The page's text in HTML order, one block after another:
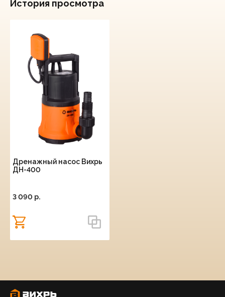
История просмотра
Дренажный насос Вихрь
ДН-400
3 090 p.